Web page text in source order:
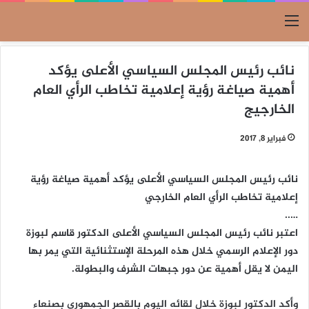
القائمة
نائب رئيس المجلس السياسي الأعلى يؤكد
أهمية صياغة رؤية إعلامية تخاطب الرأي العام
الخارجيج
فبراير 8, 2017
نائب رئيس المجلس السياسي الأعلى يؤكد أهمية صياغة رؤية
إعلامية تخاطب الرأي العام الخارجي
…..
اعتبر نائب رئيس المجلس السياسي الأعلى الدكتور قاسم لبوزة
دور الإعلام الرسمي خلال هذه المرحلة الإستثنائية التي يمر بها
اليمن لا يقل أهمية عن دور جبهات الشرف والبطولة.
وأكد الدكتور لبوزة خلال لقائه اليوم بالقصر الجمهوري بصنعاء